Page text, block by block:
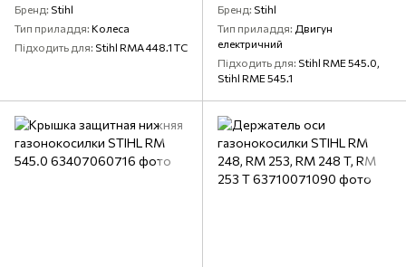
Бренд Stihl
Тип приладдя Колеса
Підходить для Stihl RMA 448.1 TC
Бренд Stihl
Тип приладдя Двигун
електричний
Підходить для Stihl RME 545.0,
Stihl RME 545.1